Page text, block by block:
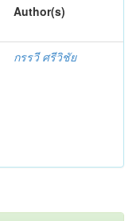
Author(s)
กรรวี ศรีวิชัย